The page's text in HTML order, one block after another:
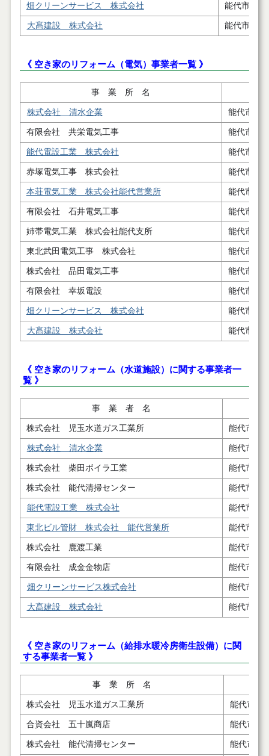
畑クリーンサービス 株式会社 能代市扇田
大髙建設 株式会社 能代市落合
《 空き家のリフォーム（電気）事業者一覧 》
事 業 所 名
株式会社 清水企業 能代市鰄
有限会社 共栄電気工事 能代市浅
能代電設工業 株式会社 能代市浜
赤塚電気工事 株式会社 能代市松
本荘電気工業 株式会社能代営業所 能代市字
有限会社 石井電気工事 能代市落
姉帯電気工業 株式会社能代支所 能代市二
東北武田電気工事 株式会社 能代市二
株式会社 品田電気工事 能代市元
有限会社 幸坂電設 能代市扇
畑クリーンサービス 株式会社 能代市扇
大髙建設 株式会社 能代市落
《 空き家のリフォーム（水道施設）に関する事業者一
覧 》
事 業 者 名
株式会社 児玉水道ガス工業所 能代市字
株式会社 清水企業 能代市鰄
株式会社 柴田ボイラ工業 能代市扇
株式会社 能代清掃センター 能代市河
能代電設工業 株式会社 能代市浜
東北ビル管財 株式会社 能代営業所 能代市河
株式会社 鹿渡工業 能代市浅
有限会社 成金金物店 能代市二
畑クリーンサービス株式会社 能代市扇
大髙建設 株式会社 能代市落
《 空き家のリフォーム（給排水暖冷房衛生設備）に関
する事業者一覧 》
事 業 所 名
株式会社 児玉水道ガス工業所 能代市字
合資会社 五十嵐商店 能代市二
株式会社 能代清掃センター 能代市河